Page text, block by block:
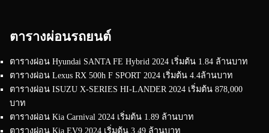
ตารางผ่อนรถยนต์
ตารางผ่อน Hyundai SANTA FE Hybrid 2024 เริ่มต้น 1.84 ล้านบาท
ตารางผ่อน Lexus RX 500h F SPORT 2024 เริ่มต้น 4.4ล้านบาท
ตารางผ่อน ISUZU X-SERIES HI-LANDER 2024 เริ่มต้น 878,000
บาท
ตารางผ่อน Kia Carnival 2024 เริ่มต้น 1.89 ล้านบาท
ตารางผ่อน Kia EV9 2024 เริ่มต้น 3.49 ล้านบาท